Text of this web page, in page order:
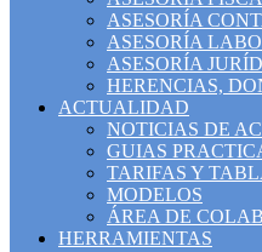
ASESORÍA
ASESORÍA
ASESORÍA
HERENCIAS,
ACTUALIDAD
NOTICIAS DE
GUIAS
TARIFAS Y
MODELOS
ÁREA DE
HERRAMIENTAS